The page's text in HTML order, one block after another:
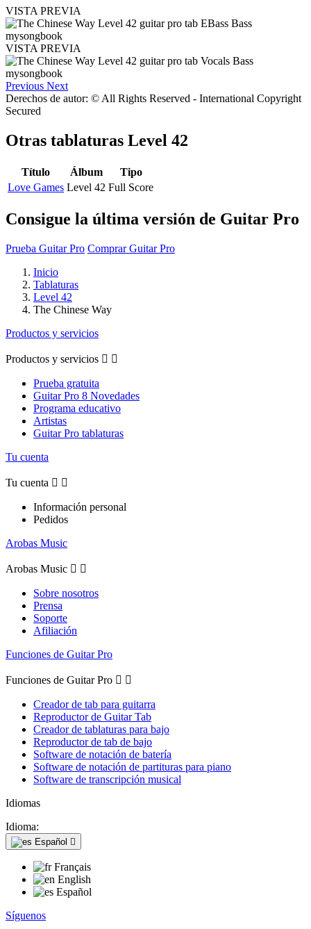
VISTA PREVIA
VISTA PREVIA
Previous Next
Derechos de autor: © All Rights Reserved - International Copyright
Secured
Otras tablaturas Level 42
Título Álbum
Tipo
Love Games Level 42 Full Score
Consigue la última versión de Guitar Pro
Prueba Guitar Pro Comprar Guitar Pro
Inicio
Tablaturas
Level 42
The Chinese Way
Productos y servicios
Productos y servicios  
Prueba gratuita
Guitar Pro 8 Novedades
Programa educativo
Artistas
Guitar Pro tablaturas
Tu cuenta
Tu cuenta  
Información personal
Pedidos
Arobas Music
Arobas Music  
Sobre nosotros
Prensa
Soporte
Afiliación
Funciones de Guitar Pro
Funciones de Guitar Pro  
Creador de tab para guitarra
Reproductor de Guitar Tab
Creador de tablaturas para bajo
Reproductor de tab de bajo
Software de notación de batería
Software de notación de partituras para piano
Software de transcripción musical
Idiomas
Idioma:
Español 
Français
English
Español
Síguenos